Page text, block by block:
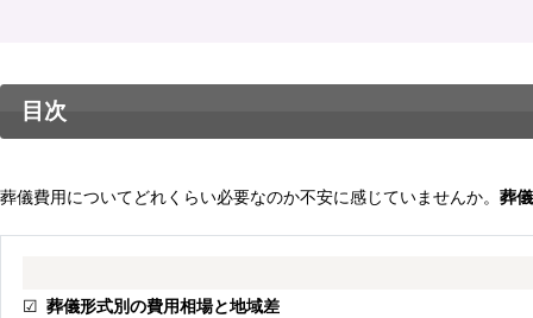
目次
葬儀費用についてどれくらい必要なのか不安に感じていませんか。 葬
☑ 葬儀形式別の費用相場と地域差